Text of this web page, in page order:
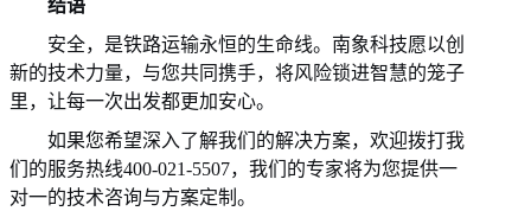
结语
安全，是铁路运输永恒的生命线。南象科技愿以创
新的技术力量，与您共同携手，将风险锁进智慧的笼子
里，让每一次出发都更加安心。
如果您希望深入了解我们的解决方案，欢迎拨打我
们的服务热线400-021-5507，我们的专家将为您提供一
对一的技术咨询与方案定制。